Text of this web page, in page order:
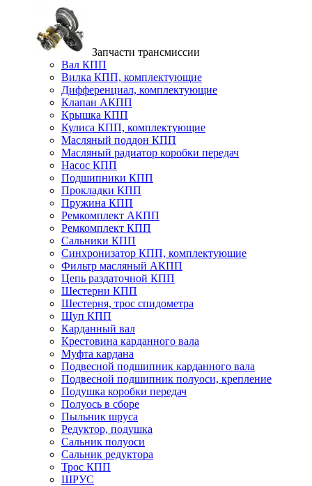
Запчасти трансмиссии
Вал КПП
Вилка КПП, комплектующие
Дифференциал, комплектующие
Клапан АКПП
Крышка КПП
Кулиса КПП, комплектующие
Масляный поддон КПП
Масляный радиатор коробки передач
Насос КПП
Подшипники КПП
Прокладки КПП
Пружина КПП
Ремкомплект АКПП
Ремкомплект КПП
Сальники КПП
Синхронизатор КПП, комплектующие
Фильтр масляный АКПП
Цепь раздаточной КПП
Шестерни КПП
Шестерня, трос спидометра
Щуп КПП
Карданный вал
Крестовина карданного вала
Муфта кардана
Подвесной подшипник карданного вала
Подвесной подшипник полуоси, крепление
Подушка коробки передач
Полуось в сборе
Пыльник шруса
Редуктор, подушка
Сальник полуоси
Сальник редуктора
Трос КПП
ШРУС